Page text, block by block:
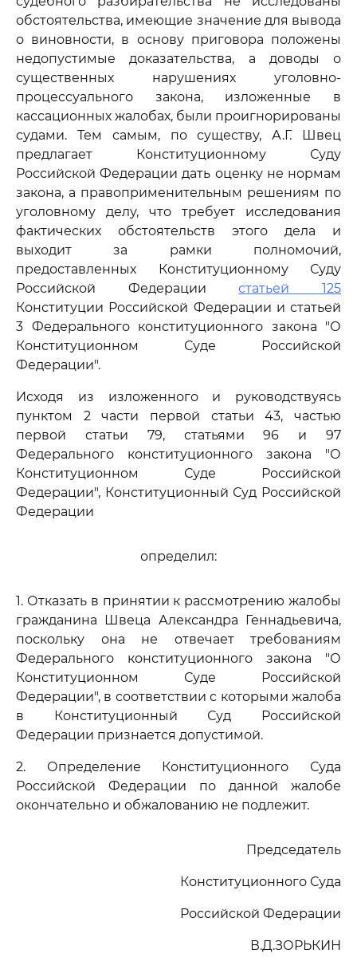
обстоятельства, имеющие значение для вывода
о виновности, в основу приговора положены
недопустимые доказательства, а доводы о
существенных нарушениях уголовно-
процессуального закона, изложенные в
кассационных жалобах, были проигнорированы
судами. Тем самым, по существу, А.Г. Швец
предлагает Конституционному Суду
Российской Федерации дать оценку не нормам
закона, а правоприменительным решениям по
уголовному делу, что требует исследования
фактических обстоятельств этого дела и
выходит за рамки полномочий,
предоставленных Конституционному Суду
Российской Федерациистатьей 125
Конституции Российской Федерации и статьей
3 Федерального конституционного закона "О
Конституционном Суде Российской
Федерации".
Исходя из изложенного и руководствуясь
пунктом 2 части первой статьи 43, частью
первой статьи 79, статьями 96 и 97
Федерального конституционного закона "О
Конституционном Суде Российской
Федерации", Конституционный Суд Российской
Федерации
определил:
1. Отказать в принятии к рассмотрению жалобы
гражданина Швеца Александра Геннадьевича,
поскольку она не отвечает требованиям
Федерального конституционного закона "О
Конституционном Суде Российской
Федерации", в соответствии с которыми жалоба
в Конституционный Суд Российской
Федерации признается допустимой.
2. Определение Конституционного Суда
Российской Федерации по данной жалобе
окончательно и обжалованию не подлежит.
Председатель
Конституционного Суда
Российской Федерации
В.Д.ЗОРЬКИН